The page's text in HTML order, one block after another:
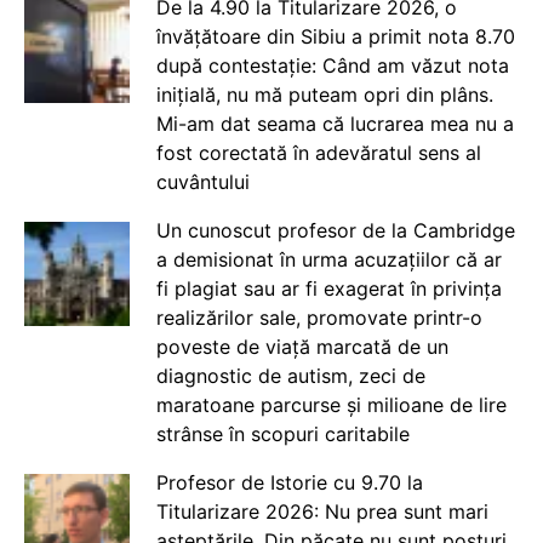
De la 4.90 la Titularizare 2026, o
învățătoare din Sibiu a primit nota 8.70
după contestație: Când am văzut nota
inițială, nu mă puteam opri din plâns.
Mi-am dat seama că lucrarea mea nu a
fost corectată în adevăratul sens al
cuvântului
Un cunoscut profesor de la Cambridge
a demisionat în urma acuzațiilor că ar
fi plagiat sau ar fi exagerat în privința
realizărilor sale, promovate printr-o
poveste de viață marcată de un
diagnostic de autism, zeci de
maratoane parcurse și milioane de lire
strânse în scopuri caritabile
Profesor de Istorie cu 9.70 la
Titularizare 2026: Nu prea sunt mari